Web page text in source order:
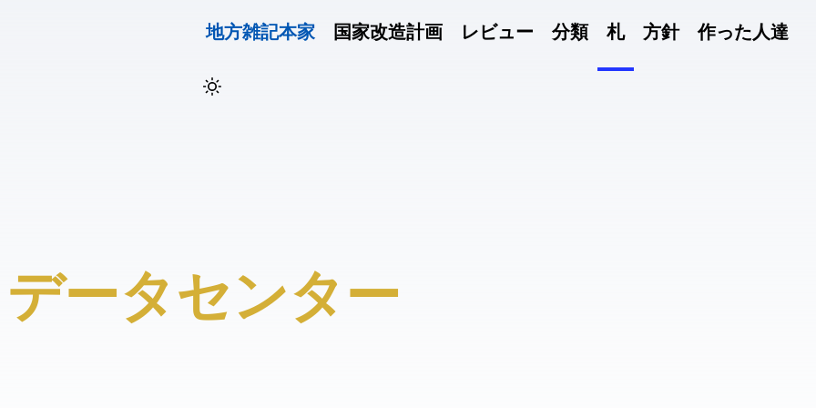
地方雑記(本家) 国家改造計画 レビュー 分類 札 方針 作った人達
#データセンター